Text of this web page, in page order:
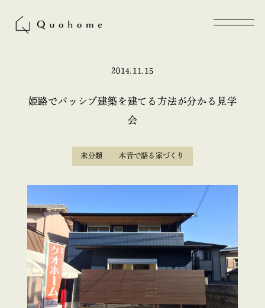
2014.11.15
姫路でパッシブ建築を建てる方法が分かる見学
会
未分類 本音で語る家づくり